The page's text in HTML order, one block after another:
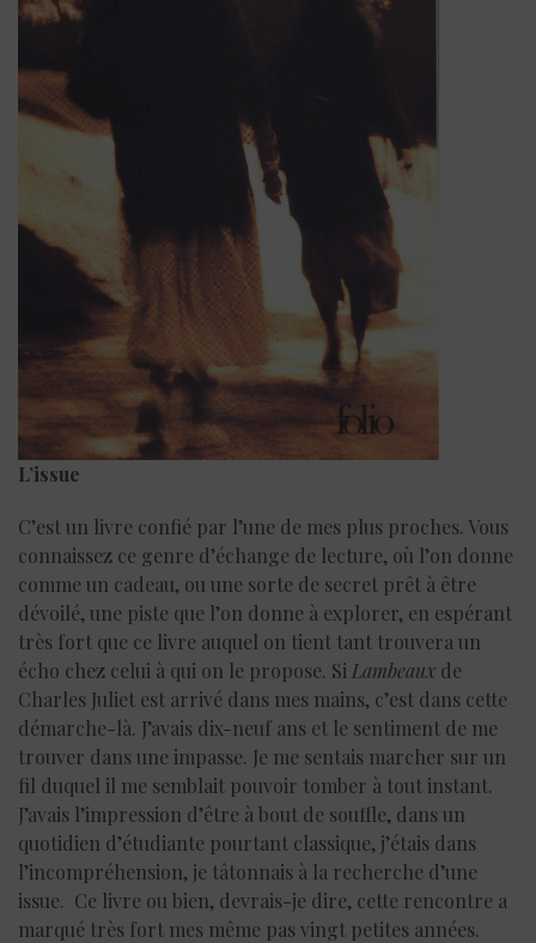
L’issue
C’est un livre confié par l’une de mes plus proches. Vous
connaissez ce genre d’échange de lecture, où l’on donne
comme un cadeau, ou une sorte de secret prêt à être
dévoilé, une piste que l’on donne à explorer, en espérant
très fort que ce livre auquel on tient tant trouvera un
écho chez celui à qui on le propose. Si Lambeaux de
Charles Juliet est arrivé dans mes mains, c’est dans cette
démarche-là. J’avais dix-neuf ans et le sentiment de me
trouver dans une impasse. Je me sentais marcher sur un
fil duquel il me semblait pouvoir tomber à tout instant.
J’avais l’impression d’être à bout de souffle, dans un
quotidien d’étudiante pourtant classique, j’étais dans
l’incompréhension, je tâtonnais à la recherche d’une
issue. Ce livre ou bien, devrais-je dire, cette rencontre a
marqué très fort mes même pas vingt petites années.